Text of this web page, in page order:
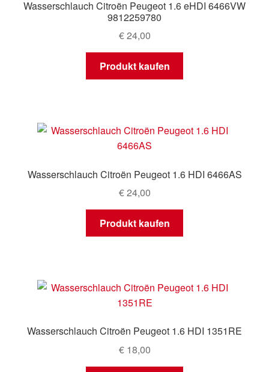
Wasserschlauch Citroën Peugeot 1.6 eHDI 6466VW
9812259780
€24,00
Produkt kaufen
Wasserschlauch Citroën Peugeot 1.6 HDI 6466AS
€24,00
Produkt kaufen
Wasserschlauch Citroën Peugeot 1.6 HDI 1351RE
€18,00